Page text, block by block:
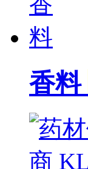
香料